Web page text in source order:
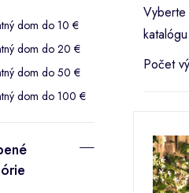
dom do 10 €
dom do 20 €
dom do 50 €
dom do 100 €
Vyberte
katalógu.
Počet